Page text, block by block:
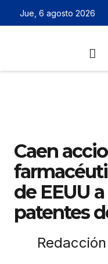
Jue, 6 agosto 2026
Caen
de EEUU
patentes